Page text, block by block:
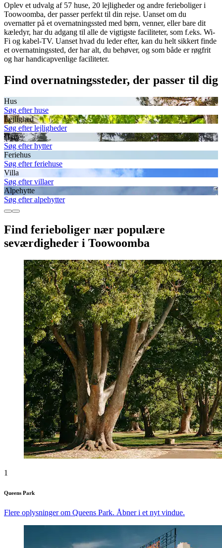
Oplev et udvalg af 57 huse, 20 lejligheder og andre ferieboliger i
Toowoomba, der passer perfekt til din rejse. Uanset om du
overnatter på et overnatningssted med børn, venner, eller bare dit
kæledyr, har du adgang til alle de vigtigste faciliteter, som f.eks. Wi-
Fi og kabel-TV. Uanset hvad du leder efter, kan du helt sikkert finde
et overnatningssted, der har alt, du behøver, og som både er røgfrit
og har handicapvenlige faciliteter.
Find overnatningssteder, der passer til dig
Hus
Søg efter huse
Lejlighed
Søg efter lejligheder
Hytte
Søg efter hytter
Feriehus
Søg efter feriehuse
Villa
Søg efter villaer
Alpehytte
Søg efter alpehytter
Find ferieboliger nær populære
seværdigheder i Toowoomba
1
Queens Park
Flere oplysninger om Queens Park. Åbner i et nyt vindue.